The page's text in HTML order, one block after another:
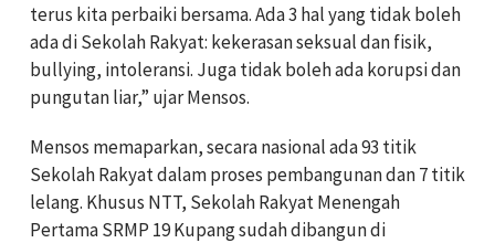
terus kita perbaiki bersama. Ada 3 hal yang tidak boleh
ada di Sekolah Rakyat: kekerasan seksual dan fisik,
bullying, intoleransi. Juga tidak boleh ada korupsi dan
pungutan liar,” ujar Mensos.
Mensos memaparkan, secara nasional ada 93 titik
Sekolah Rakyat dalam proses pembangunan dan 7 titik
lelang. Khusus NTT, Sekolah Rakyat Menengah
Pertama SRMP 19 Kupang sudah dibangun di